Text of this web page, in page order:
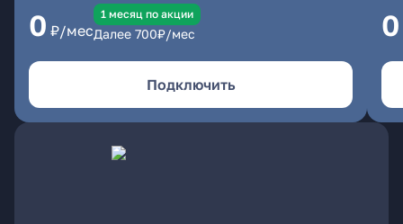
0 ₽/мес
1 месяц по акции
Далее 700₽/мес
Подключить
0